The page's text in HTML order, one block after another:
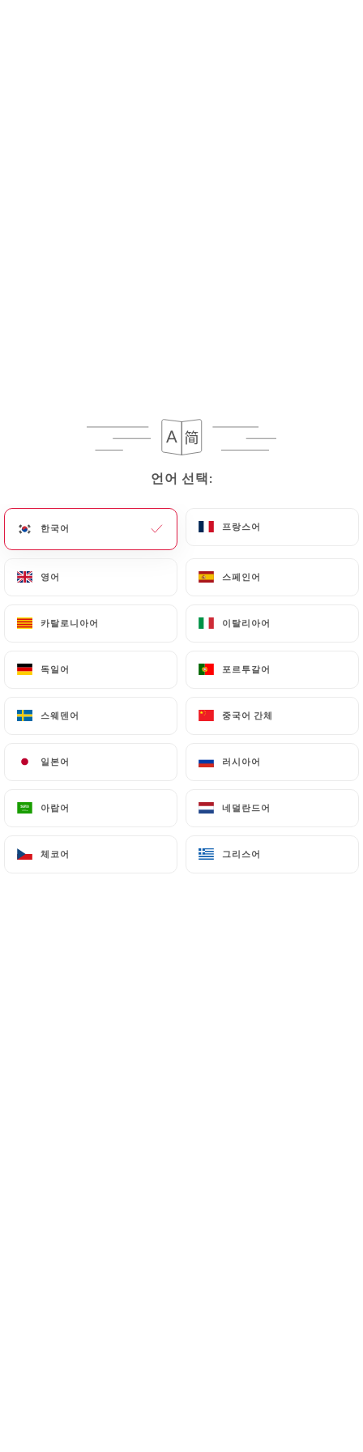
언어 선택:
한국어 프랑스어
영어 스페인어
카탈로니아어 이탈리아어
독일어 포르투갈어
스웨덴어 중국어 간체
일본어 러시아어
아랍어 네덜란드어
체코어 그리스어
언어 선택:
한국어 프랑스어
영어 스페인어
카탈로니아어 이탈리아어
독일어 포르투갈어
스웨덴어 중국어 간체
일본어 러시아어
아랍어 네덜란드어
체코어 그리스어